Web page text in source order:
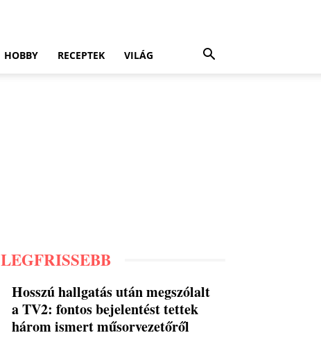
HOBBY RECEPTEK VILÁG
LEGFRISSEBB
Hosszú hallgatás után megszólalt
a TV2: fontos bejelentést tettek
három ismert műsorvezetőről